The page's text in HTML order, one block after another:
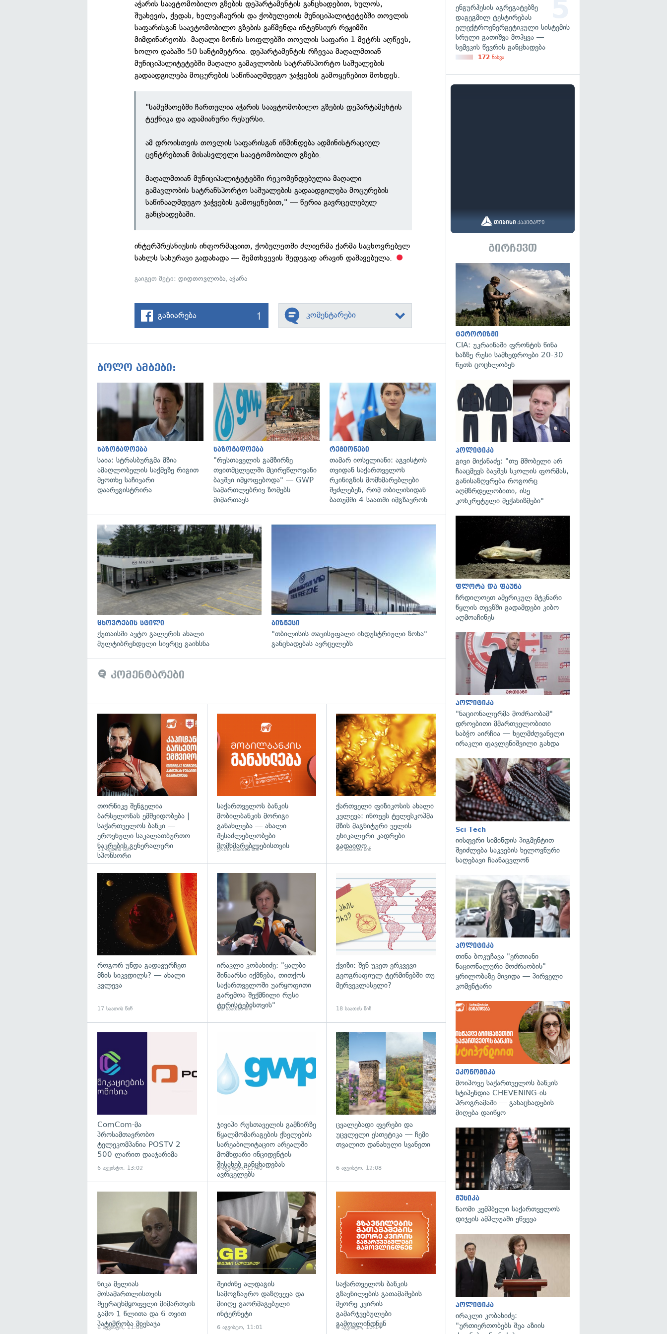
აჭარის საავტომობილო გზების დეპარტამენტის განცხადებით, ხულოს,
შუახევის, ქედას, ხელვაჩაურის და ქობულეთის მუნიციპალიტეტებში თოვლის
საფარისგან საავტომობილო გზების გაწმენდა ინტენსიურ რეჟიმში
მიმდინარეობს. მაღალი ზონის სოფლებში თოვლის საფარი 1 მეტრს აღწევს,
ხოლო დაბაში 50 სანტიმეტრია. დეპარტამენტის რჩევაა მაღალმთიან
მუნიციპალიტეტებში მაღალი გამავლობის სატრანსპორტო საშუალების
გადაადგილება მოცურების საწინააღმდეგო ჯაჭვების გამოყენებით მოხდეს.
"სამუშაოებში ჩართულია აჭარის საავტომობილო გზების დეპარტამენტის
ტექნიკა და ადამიანური რესურსი.
ამ დროისთვის თოვლის საფარისგან იწმინდება ადმინისტრაციულ
ცენტრებთან მისასვლელი საავტომობილო გზები.
მაღალმთიან მუნიციპალიტეტებში რეკომენდებულია მაღალი
გამავლობის სატრანსპორტო საშუალების გადაადგილება მოცურების
საწინააღმდეგო ჯაჭვების გამოყენებით," — წერია გავრცელებულ
განცხადებაში.
ინტერპრესნიუსის ინფორმაციით, ქობულეთში ძლიერმა ქარმა საცხოვრებელ
სახლს სახურავი გადახადა — შემთხვევის შედეგად არავინ დაშავებულა.
გაიგეთ მეტი:დიდთოვლობა,აჭარა
გაზიარება 1 კომენტარები
ბოლო ამბები:
გადახედვა
საზოგადოება
საია: სტრასბურგმა მზია
ამაღლობელის საქმეზე რიგით
მეოთხე საჩივარი
დაარეგისტრირა
გადახედვა
საზოგადოება
"რუსთაველის გამზირზე
თვითმცლელში მცირეწლოვანი
ბავშვი იმყოფებოდა" — GWP
სამართლებრივ ზომებს
მიმართავს
გადახედვა
რეგიონები
თამარ იოსელიანი: აგვისტოს
თვიდან საქართველოს
რკინიგზის მომხმარებლები
შეძლებენ, რომ თბილისიდან
ბათუმში 4 საათში იმგზავრონ
ცხოვრების სტილი
ქუთაისში ავტო გალერის ახალი
მულტიბრენდული სივრცე გაიხსნა
ბიზნესი
"თბილისის თავისუფალი ინდუსტრიული ზონა"
განცხადებას ავრცელებს
კომენტარები
თორნიკე შენგელია
ბარსელონას ემშვიდობება |
საქართველოს ბანკი —
ეროვნული საკალათბურთო
ნაკრების გენერალური
სპონსორი
51 წუთის წინ
საქართველოს ბანკის
მობილბანკის მორიგი
განახლება — ახალი
შესაძლებლობები
მომხმარებლებისთვის
ერთი საათის წინ
გადახედვა
ქართველი ფიზიკოსის ახალი
კვლევა: ინოუეს ტელესკოპმა
მზის მაგნიტური ველის
უნიკალური კადრები
გადაიღო
15 საათის წინ
გადახედვა
როგორ უნდა გადავურჩეთ
მზის სიკვდილს? — ახალი
კვლევა
17 საათის წინ
გადახედვა
ირაკლი კობახიძე: "ყალბი
შინაარსი იქმნება, თითქოს
საქართველოში უარყოფითი
გარემოა შექმნილი რუსი
ტურისტებისთვის"
18 საათის წინ
ქვიზი: შენ უკეთ ერკვევი
გეოგრაფიულ ტერმინებში თუ
მერვეკლასელი?
18 საათის წინ
ComCom-მა
პროსამთავრობო
ტელეკომპანია POSTV 2
500 ლარით დააჯარიმა
6 აგვისტო, 13:02
ჯივიპი რუსთაველის გამზირზე
წყალმომარაგების ქსელების
სარეაბილიტაციო არეალში
მომხდარი ინციდენტის
შესახებ განცხადებას
ავრცელებს
6 აგვისტო, 12:40
გადახედვა
ცვალებადი ფერები და
უცვლელი ესთეტიკა — ჩემი
თვალით დანახული სვანეთი
6 აგვისტო, 12:08
გადახედვა
ნიკა მელიას
მოსამართლისთვის
შეურაცხმყოფელი მიმართვის
გამო 1 წლითა და 6 თვით
პატიმრობა მიესაჯა
6 აგვისტო, 11:08
შეიძინე ალდაგის
სამოგზაურო დაზღვევა და
მიიღე გაორმაგებული
ინტერნეტი
6 აგვისტო, 11:01
საქართველოს ბანკის
გზავნილების გათამაშების
მეორე კვირის
გამარჯვებულები
გამოვლინდნენ
6 აგვისტო, 10:14
ენგურჰესის აგრეგატებზე
დაგეგმილ ტესტირებას
ელექტროენერგეტიკული სისტემის
სრული გათიშვა მოჰყვა —
სემეკის წევრის განცხადება
172 ნახვა
გირჩევთ
ტერორიზმი
CIA: უკრაინაში ფრონტის წინა
ხაზზე რუსი სამხედროები 20-30
წუთს ცოცხლობენ
პოლიტიკა
გივი მიქანაძე: "თუ მშობელი არ
ჩააცმევს ბავშვს სკოლის ფორმას,
განისაზღვრება როგორც
აღმზრდელობითი, ისე
კონკრეტული მექანიზმები"
ფლორა და ფაუნა
ჩრდილოეთ ამერიკულ მტკნარი
წყლის თევზში გადამდები კიბო
აღმოაჩინეს
პოლიტიკა
"ნაციონალურმა მოძრაობამ"
დროებითი მმართველობითი
საბჭო აირჩია — ხელმძღვანელი
ირაკლი ფავლენიშვილი გახდა
Sci-Tech
იისფერი სიმინდის პიგმენტით
შეიძლება საკვების ხელოვნური
საღებავი ჩაანაცვლონ
პოლიტიკა
თინა ბოკუჩავა "ერთიანი
ნაციონალური მოძრაობის"
ყრილობაზე მივიდა — პირველი
კომენტარი
ეკონომიკა
მოიპოვე საქართველოს ბანკის
სტიპენდია CHEVENING-ის
პროგრამაში — განაცხადების
მიღება დაიწყო
მუსიკა
ნაომი კემპბელი საქართველოს
დიჯეის ამპლუაში ეწვევა
პოლიტიკა
ირაკლი კობახიძე:
"ურთიერთობებს შუა აზიის